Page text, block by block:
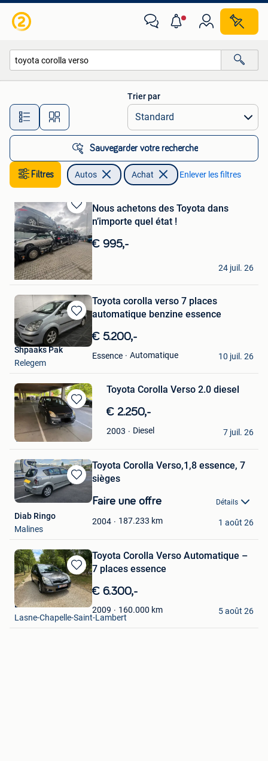
Toutes les distances…
Trier par
Sauvegarder votre recherche
Filtres Autos Achat Enlever les filtres
Sauvegarder
dans
Mes
Favoris
Nous achetons des Toyota dans
n’importe quel état !
€ 995,-
MSM cars
Glain & Partie Ans
24 juil. 26
Sauvegarder
dans
Mes
Toyota corolla verso 7 places
automatique benzine essence
€ 5.200,-
Essence Automatique
Shpaaks Pak
Relegem
10 juil. 26
Sauvegarder
dans
Mes
Favoris
Toyota Corolla Verso 2.0 diesel
€ 2.250,-
2003 Diesel
A&F Cars
Temse
7 juil. 26
Sauvegarder
Toyota Corolla Verso,1,8 essence, 7
sièges
Faire une offre Détails
2004 187.233 km
Diab Ringo
Malines
1 août 26
Sauvegarder
dans
Mes
Favoris
Toyota Corolla Verso Automatique –
7 places essence
€ 6.300,-
2009 160.000 km
Behzad
Lasne-Chapelle-Saint-Lambert
5 août 26